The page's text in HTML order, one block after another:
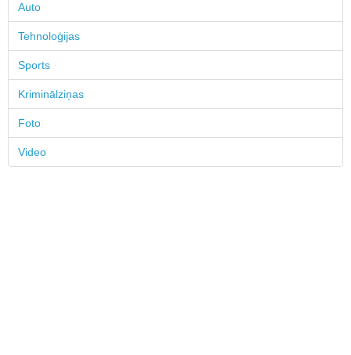
Auto
Tehnoloģijas
Sports
Kriminālziņas
Foto
Video